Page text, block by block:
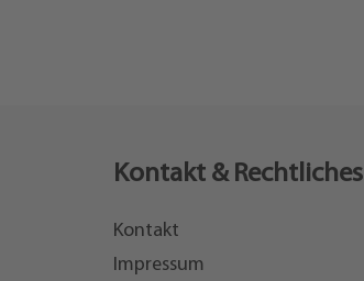
Kontakt & Rechtliches
Kontakt
Impressum